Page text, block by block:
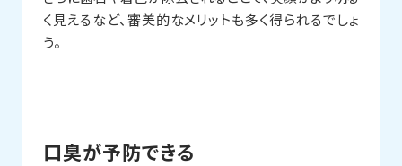
く見えるなど、審美的なメリットも多く得られるでしょ
う。
口臭が予防できる